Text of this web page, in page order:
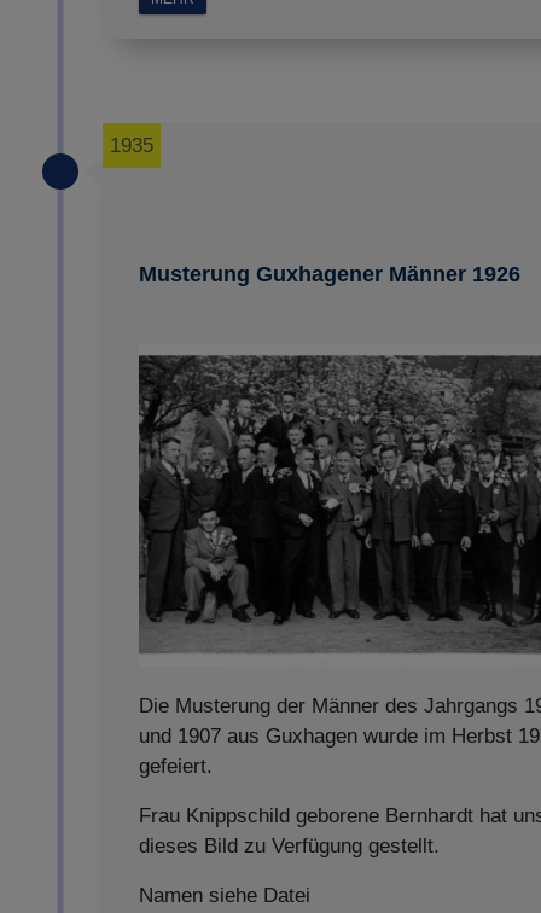
Musterung Guxhagener Männer 1926
1935
Die Musterung der Männer des Jahrgangs
und 1907 aus Guxhagen wurde im Herbst
gefeiert.
Frau Knippschild geborene Bernhardt hat
dieses Bild zu Verfügung gestellt.
Namen siehe Datei